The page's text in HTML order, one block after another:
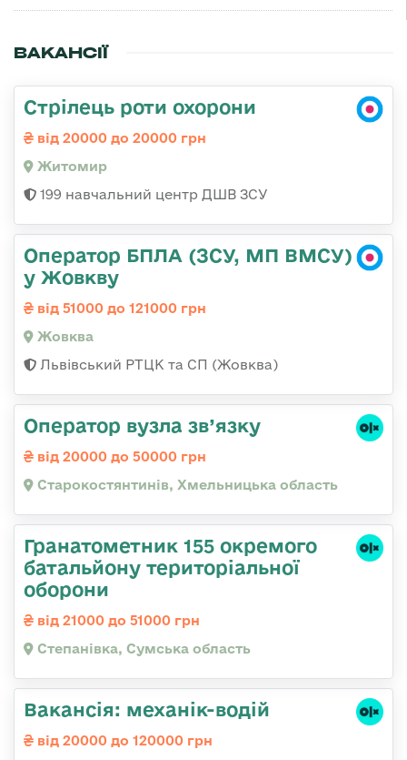
ВАКАНСІЇ
Стрілець роти охорони
від 20000 до 20000 грн
Житомир
199 навчальний центр ДШВ ЗСУ
Оператор БПЛА (ЗСУ, МП ВМСУ)
у Жовкву
від 51000 до 121000 грн
Жовква
Львівський РТЦК та СП (Жовква)
Оператор вузла зв’язку
від 20000 до 50000 грн
Старокостянтинів, Хмельницька область
Гранатометник 155 окремого
батальйону територіальної
оборони
від 21000 до 51000 грн
Степанівка, Сумська область
Вакансія: механік-водій
від 20000 до 120000 грн